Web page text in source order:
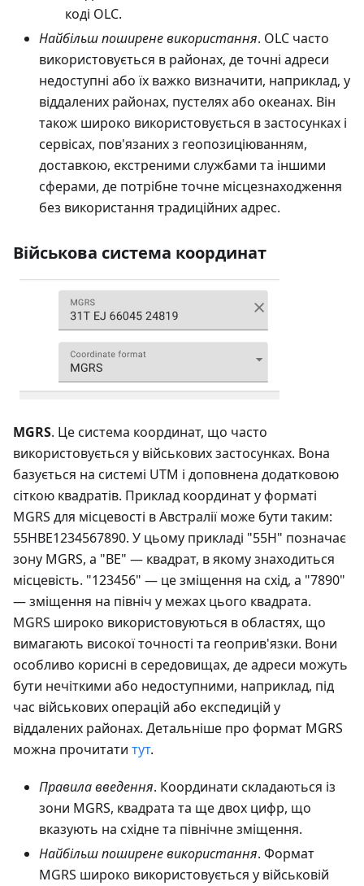
коді OLC.
Найбільш поширене використання. OLC часто
використовується в районах, де точні адреси
недоступні або їх важко визначити, наприклад, у
віддалених районах, пустелях або океанах. Він
також широко використовується в застосунках і
сервісах, пов'язаних з геопозиціюванням,
доставкою, екстреними службами та іншими
сферами, де потрібне точне місцезнаходження
без використання традиційних адрес.
Військова система координат
MGRS. Це система координат, що часто
використовується у військових застосунках. Вона
базується на системі UTM і доповнена додатковою
сіткою квадратів. Приклад координат у форматі
MGRS для місцевості в Австралії може бути таким:
55HBE1234567890. У цьому прикладі "55H" позначає
зону MGRS, а "BE" — квадрат, в якому знаходиться
місцевість. "123456" — це зміщення на схід, а "7890"
— зміщення на північ у межах цього квадрата.
MGRS широко використовуються в областях, що
вимагають високої точності та геоприв'язки. Вони
особливо корисні в середовищах, де адреси можуть
бути нечіткими або недоступними, наприклад, під
час військових операцій або експедицій у
віддалених районах. Детальніше про формат MGRS
можна прочитати тут.
Правила введення. Координати складаються із
зони MGRS, квадрата та ще двох цифр, що
вказують на східне та північне зміщення.
Найбільш поширене використання. Формат
MGRS широко використовується у військовій